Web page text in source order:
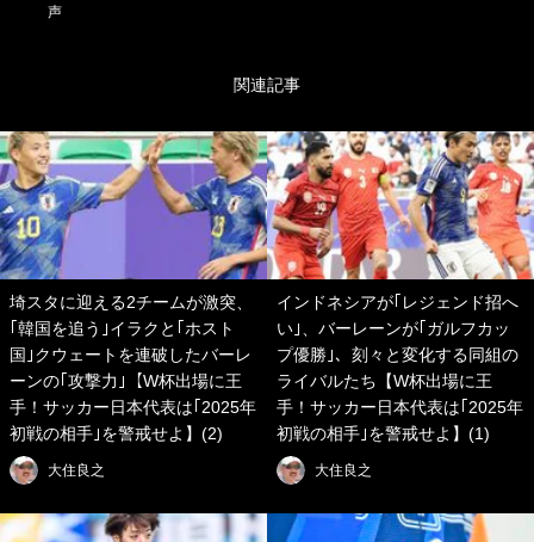
声
関連記事
埼スタに迎える2チームが激突、
｢韓国を追う｣イラクと｢ホスト
国｣クウェートを連破したバーレ
ーンの｢攻撃力｣【W杯出場に王
手！サッカー日本代表は｢2025年
初戦の相手｣を警戒せよ】(2)
大住良之
インドネシアが｢レジェンド招へ
い｣、バーレーンが｢ガルフカッ
プ優勝｣、刻々と変化する同組の
ライバルたち【W杯出場に王
手！サッカー日本代表は｢2025年
初戦の相手｣を警戒せよ】(1)
大住良之